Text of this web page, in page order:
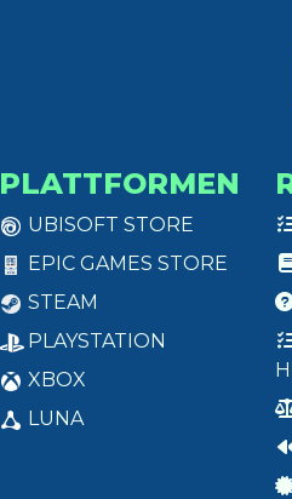
PLATTFORMEN
UBISOFT STORE
EPIC GAMES STORE
STEAM
PLAYSTATION
XBOX
LUNA